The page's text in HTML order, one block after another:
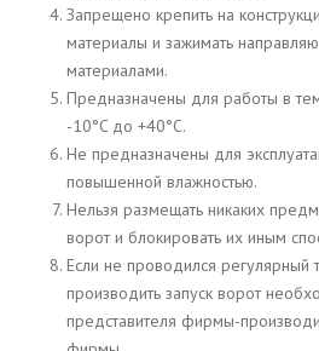
Запрещено крепить на
материалы и зажимать
материалами.
Предназначены для работы в
-10°C до +40°C.
Не предназначены для
повышенной влажностью.
Нельзя размещать никаких
ворот и блокировать их иным
Если не проводился регулярный
производить запуск ворот
представителя фирмы-